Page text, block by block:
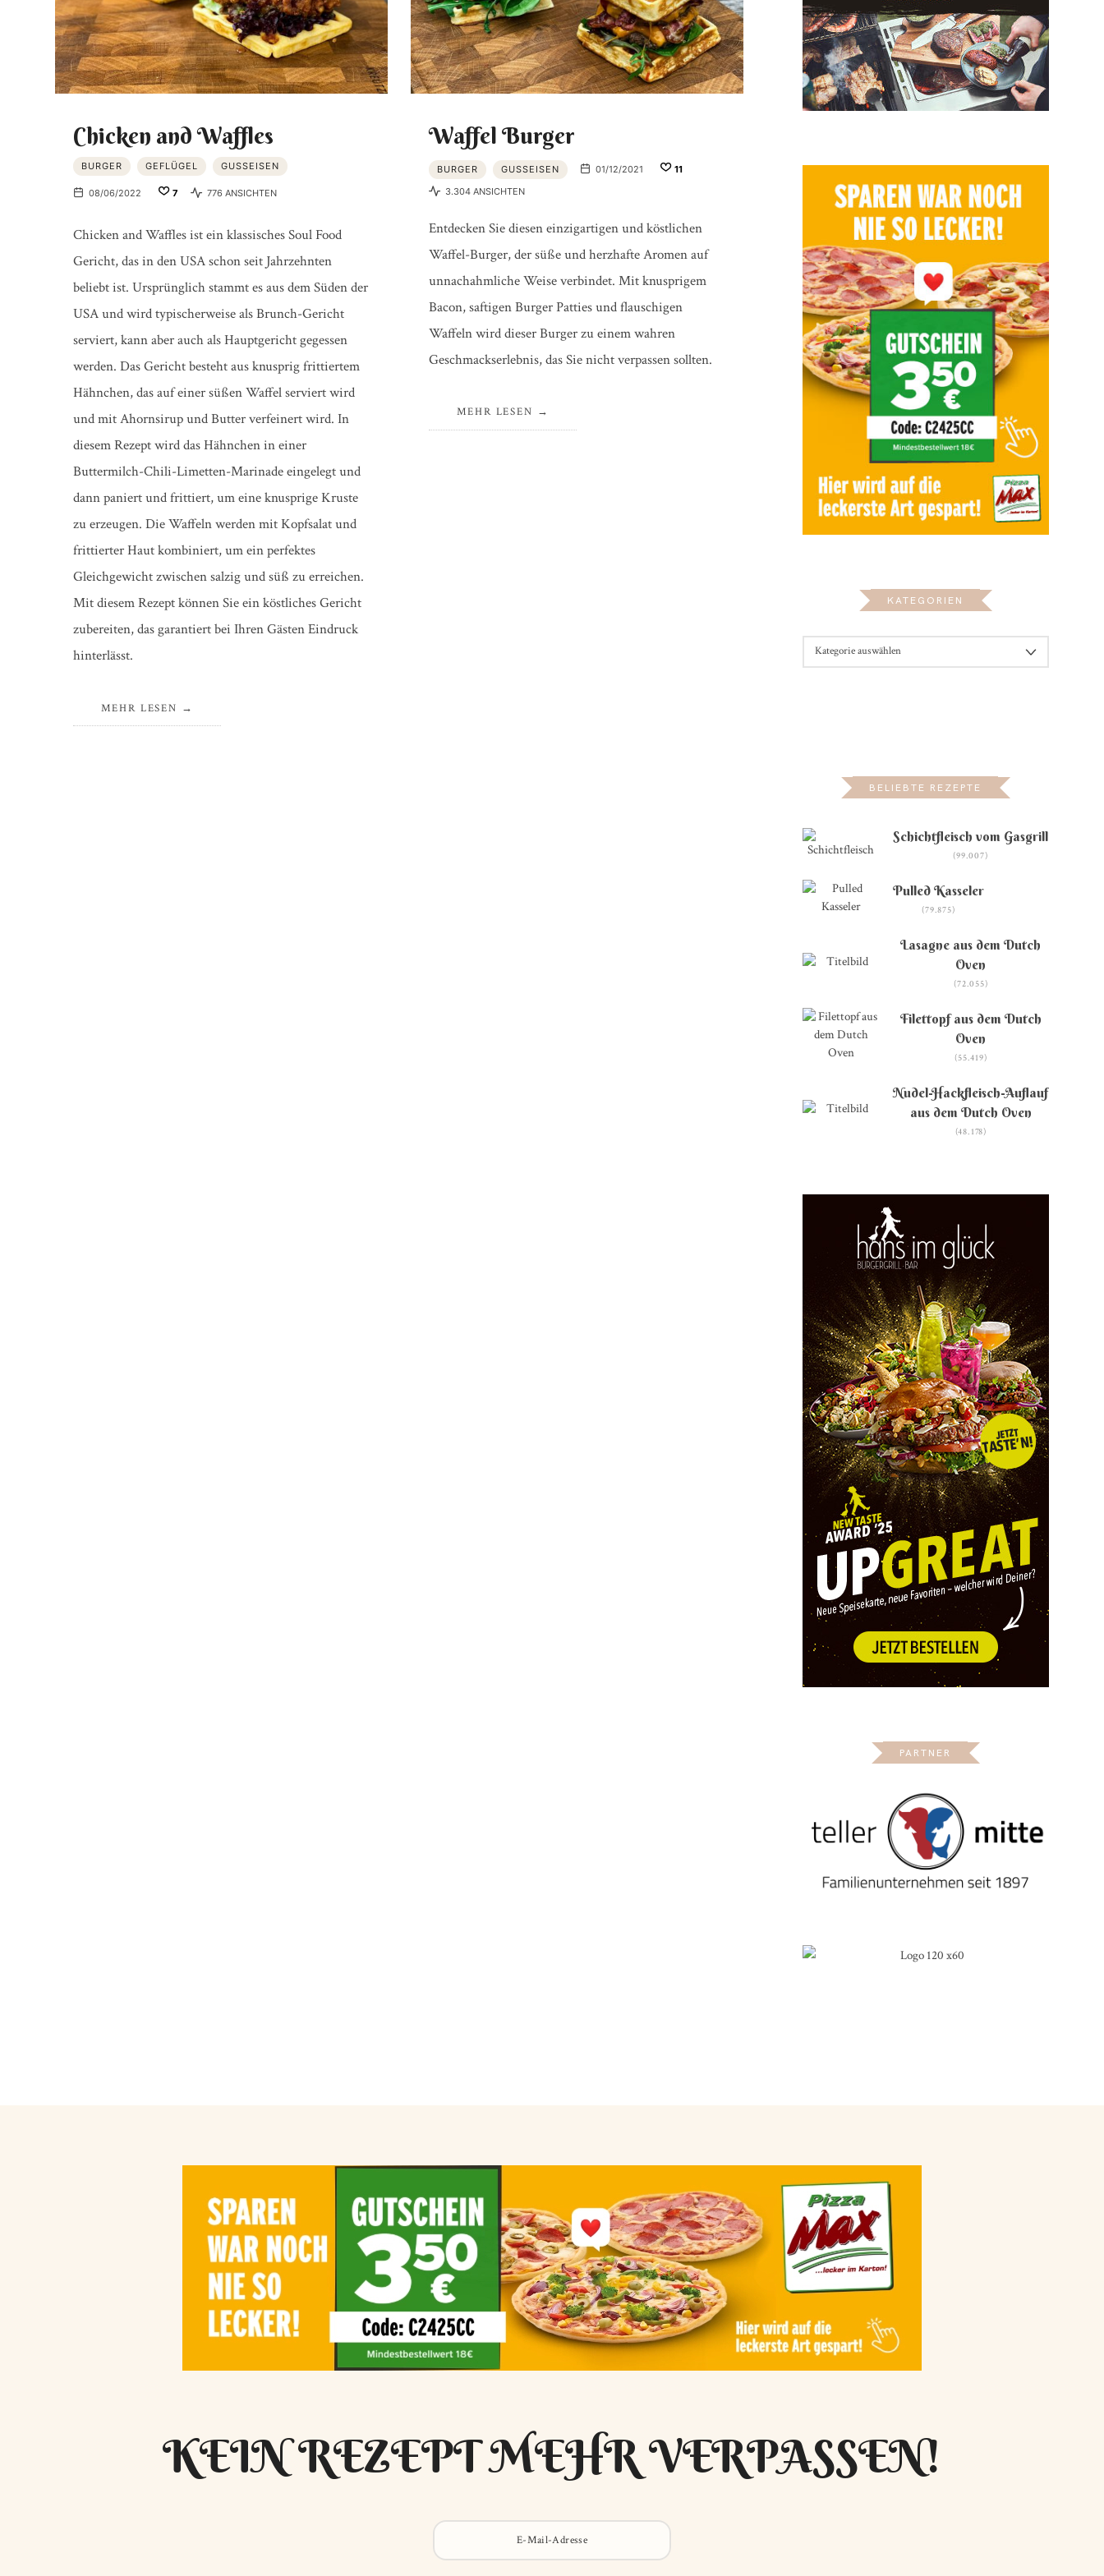
PRODUKTTESTS
BBQ
Chicken and Waffles
BURGER GEFLÜGEL GUSSEISEN
08/06/2022 7 776 ANSICHTEN
Chicken and Waffles ist ein klassisches Soul Food
Gericht, das in den USA schon seit Jahrzehnten
beliebt ist. Ursprünglich stammt es aus dem Süden der
USA und wird typischerweise als Brunch-Gericht
serviert, kann aber auch als Hauptgericht gegessen
werden. Das Gericht besteht aus knusprig frittiertem
Hähnchen, das auf einer süßen Waffel serviert wird
und mit Ahornsirup und Butter verfeinert wird. In
diesem Rezept wird das Hähnchen in einer
Buttermilch-Chili-Limetten-Marinade eingelegt und
dann paniert und frittiert, um eine knusprige Kruste
zu erzeugen. Die Waffeln werden mit Kopfsalat und
frittierter Haut kombiniert, um ein perfektes
Gleichgewicht zwischen salzig und süß zu erreichen.
Mit diesem Rezept können Sie ein köstliches Gericht
zubereiten, das garantiert bei Ihren Gästen Eindruck
hinterlässt.
MEHR LESEN
Waffel Burger
BURGER GUSSEISEN 01/12/2021
11
3.304 ANSICHTEN
Entdecken Sie diesen einzigartigen und köstlichen
Waffel-Burger, der süße und herzhafte Aromen auf
unnachahmliche Weise verbindet. Mit knusprigem
Bacon, saftigen Burger Patties und flauschigen
Waffeln wird dieser Burger zu einem wahren
Geschmackserlebnis, das Sie nicht verpassen sollten.
MEHR LESEN
KATEGORIEN
BELIEBTE REZEPTE
Schichtfleisch vom Gasgrill
(99.007)
Pulled Kasseler
(79.875)
Lasagne aus dem Dutch
Oven
(72.055)
Filettopf aus dem Dutch
Oven
(55.419)
Nudel-Hackfleisch-Auflauf
aus dem Dutch Oven
(48.178)
PARTNER
KEIN REZEPT MEHR VERPASSEN!